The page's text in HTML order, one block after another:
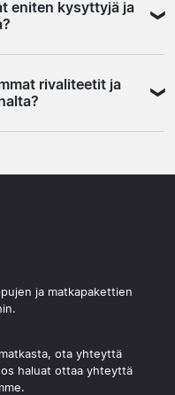
lähtökohta.
kaupungin
Arenan lähialue
eniten kysyttyjä ja
on viisainta varata
kansainvälinen
pienempiä
ja rakenna matka
rivaliteetit ja
käydään taistoa
tämän perusteella.
ja matkapakettien
ota yhteyttä
haluat ottaa yhteyttä